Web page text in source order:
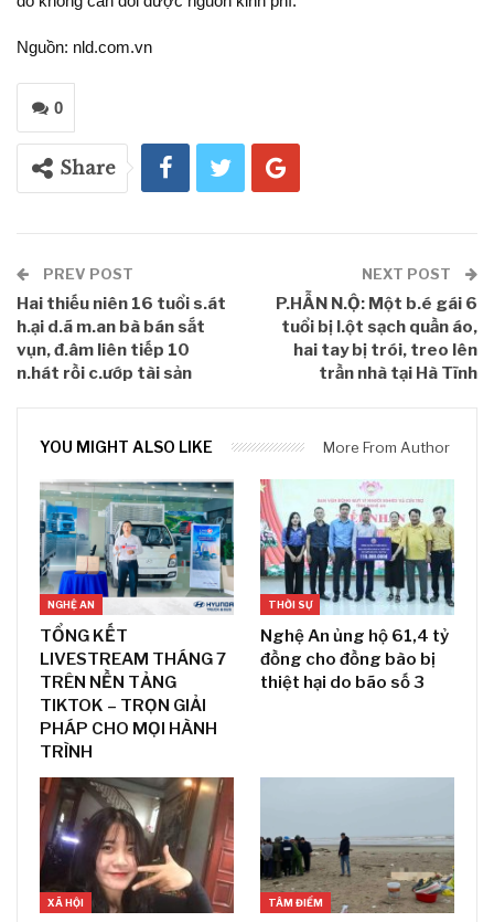
Nguồn: nld.com.vn
0
Share
PREV POST
Hai thiếu niên 16 tuổi s.át
h.ại d.ã m.an bà bán sắt
vụn, đ.âm liên tiếp 10
n.hát rồi c.ướp tài sản
NEXT POST
P.HẪN N.Ộ: Một b.é gái 6
tuổi bị l.ột sạch quần áo,
hai tay bị trói, treo lên
trần nhà tại Hà Tĩnh
YOU MIGHT ALSO LIKE More From Author
NGHỆ AN
TỔNG KẾT
LIVESTREAM THÁNG 7
TRÊN NỀN TẢNG
TIKTOK – TRỌN GIẢI
PHÁP CHO MỌI HÀNH
TRÌNH
THỜI SỰ
Nghệ An ủng hộ 61,4 tỷ
đồng cho đồng bào bị
thiệt hại do bão số 3
XÃ HỘI TÂM ĐIỂM